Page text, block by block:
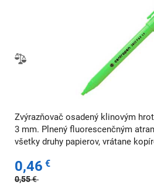
Zvýrazňovač osadený klinovým
3 mm. Plnený fluorescenčným atramentom, vhodným na
všetky druhy papierov, vrátane
Šírka stopy: 1-3 mm
0,46 €
0,55€